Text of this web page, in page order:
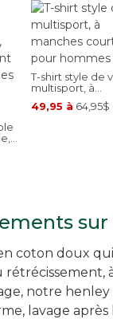
T-shirt style de
multisport, à
manches
pour hommes
49,95 à 64,95$
coton doux
rétrécissement,
notre
lavage après